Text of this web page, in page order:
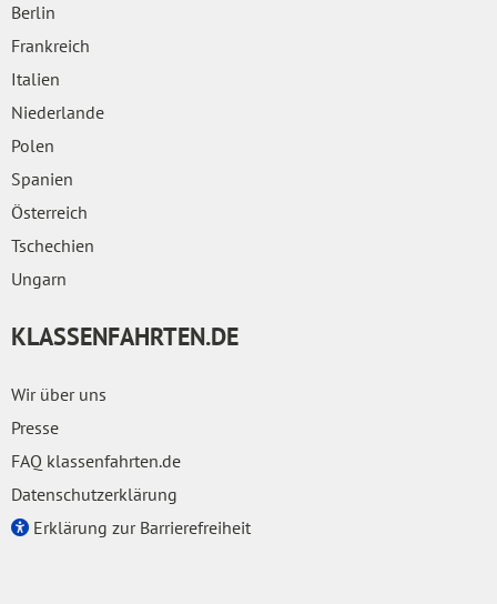
Berlin
Frankreich
Italien
Niederlande
Polen
Spanien
Österreich
Tschechien
Ungarn
KLASSENFAHRTEN.DE
Wir über uns
Presse
FAQ klassenfahrten.de
Datenschutzerklärung
Erklärung zur Barrierefreiheit